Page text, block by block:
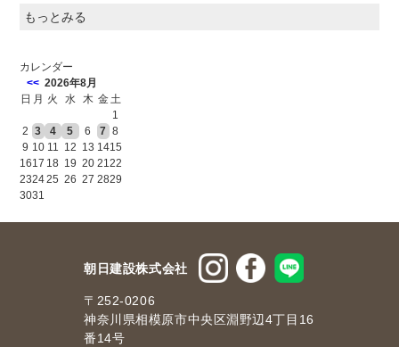
もっとみる
カレンダー
<< 2026年8月
日 月 火 水 木 金土
1
2 3 4 5 6 7 8
9 10 11 12 13 1415
1617 18 19 20 2122
232425 26 27 2829
3031
朝日建設株式会社
〒252-0206
神奈川県相模原市中央区淵野辺4丁目16
番14号